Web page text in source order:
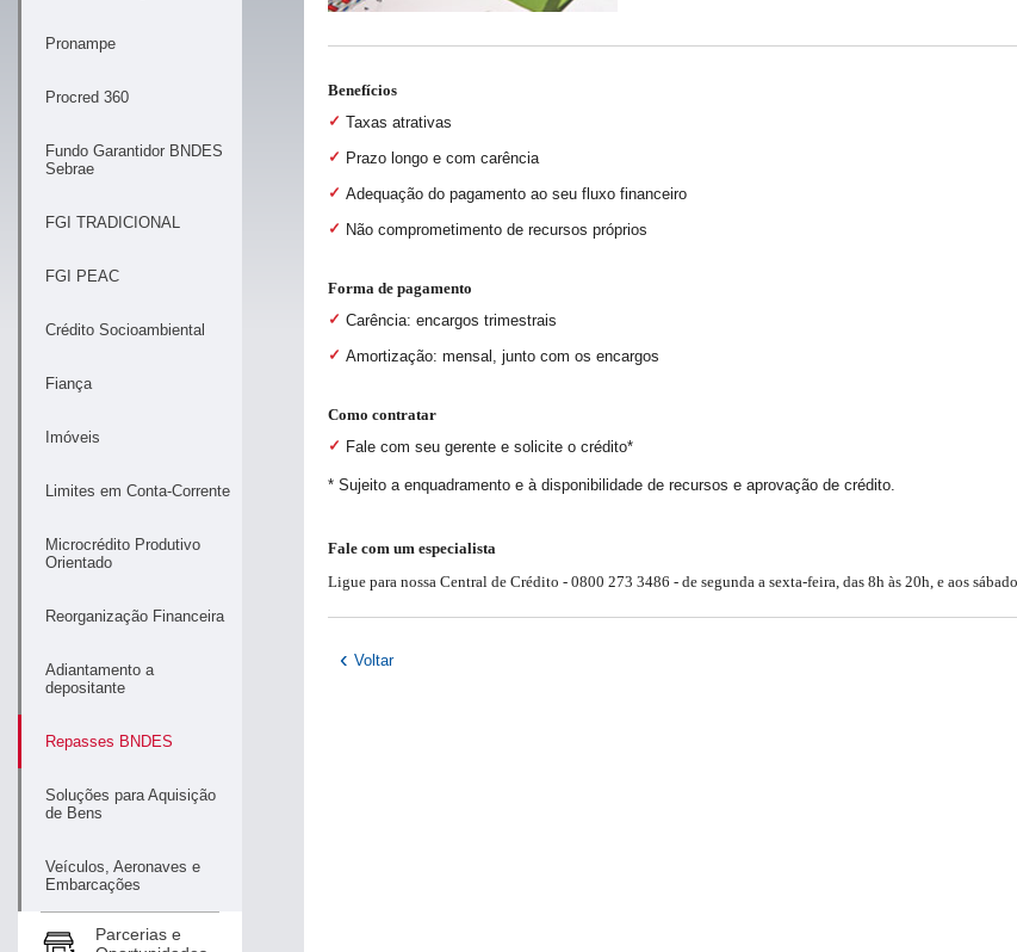
Pronampe
Procred 360
Fundo Garantidor BNDES
Sebrae
FGI TRADICIONAL
FGI PEAC
Crédito Socioambiental
Fiança
Imóveis
Limites em Conta-Corrente
Microcrédito Produtivo
Orientado
Reorganização Financeira
Adiantamento a
depositante
Repasses BNDES
Soluções para Aquisição
de Bens
Veículos, Aeronaves e
Embarcações
de dívida
Parcerias e
Benefícios
Taxas atrativas
Prazo longo e com carência
Adequação do pagamento ao seu fluxo financeiro
Não comprometimento de recursos próprios
Forma de pagamento
Carência: encargos trimestrais
Amortização: mensal, junto com os encargos
Como contratar
Fale com seu gerente e solicite o crédito*
* Sujeito a enquadramento e à disponibilidade de recursos e aprovação de crédito.
Fale com um especialista
Ligue para nossa Central de Crédito - 0800 273 3486 - de segunda a sexta-feira, das 8h às 20h, e aos
Voltar